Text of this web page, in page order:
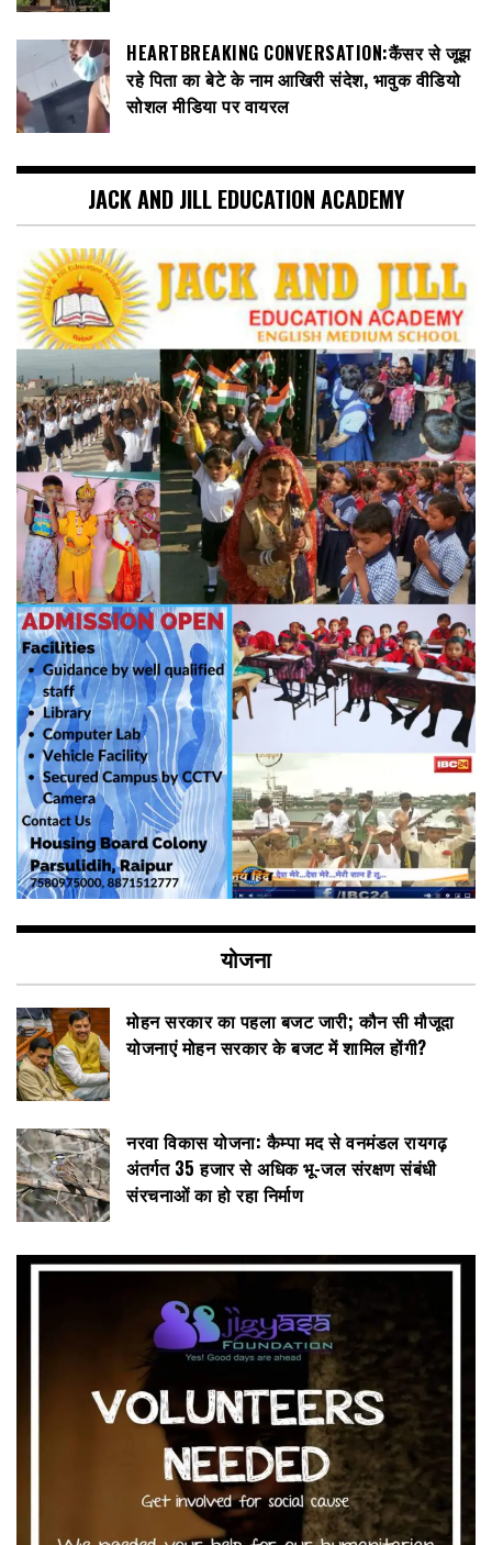
HEARTBREAKING CONVERSATION:कैंसर से जूझ
रहे पिता का बेटे के नाम आखिरी संदेश, भावुक वीडियो
सोशल मीडिया पर वायरल
JACK AND JILL EDUCATION ACADEMY
योजना
मोहन सरकार का पहला बजट जारी; कौन सी मौजूदा
योजनाएं मोहन सरकार के बजट में शामिल होंगी?
नरवा विकास योजना: कैम्पा मद से वनमंडल रायगढ़
अंतर्गत 35 हजार से अधिक भू-जल संरक्षण संबंधी
संरचनाओं का हो रहा निर्माण